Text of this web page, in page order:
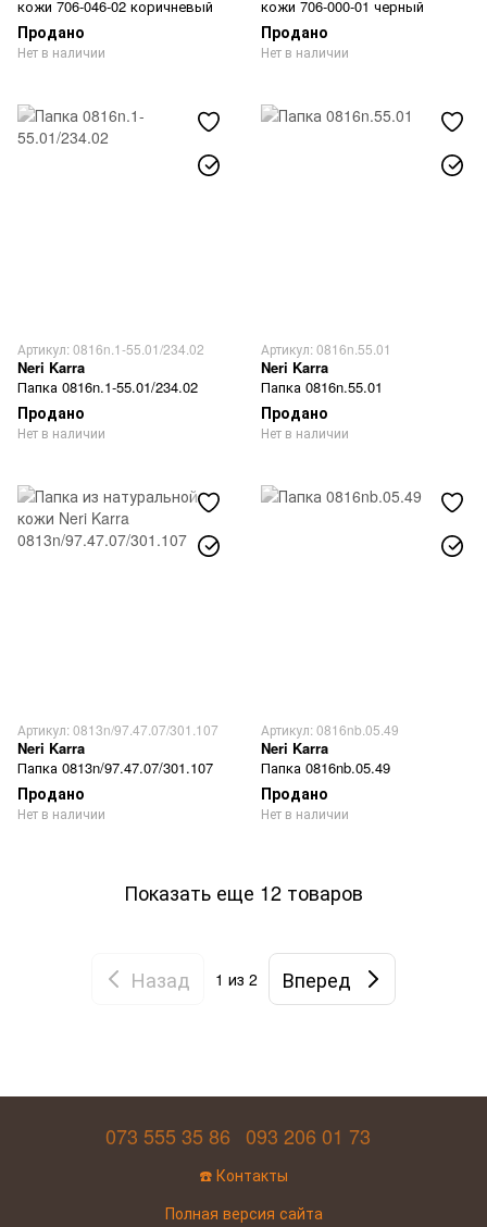
кожи 706-046-02 коричневый
Продано
Нет в наличии
кожи 706-000-01 черный
Продано
Нет в наличии
Артикул: 0816n.1-55.01/234.02
Neri Karra
Папка 0816n.1-55.01/234.02
Продано
Нет в наличии
Артикул: 0816n.55.01
Neri Karra
Папка 0816n.55.01
Продано
Нет в наличии
Артикул: 0813n/97.47.07/301.107
Neri Karra
Папка 0813n/97.47.07/301.107
Продано
Нет в наличии
Артикул: 0816nb.05.49
Neri Karra
Папка 0816nb.05.49
Продано
Нет в наличии
Показать еще 12 товаров
Назад 1 из 2 Вперед
073 555 35 86 093 206 01 73
☎️ Контакты
Полная версия сайта